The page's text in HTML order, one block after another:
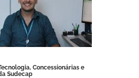
Concessionárias e
Sudecap